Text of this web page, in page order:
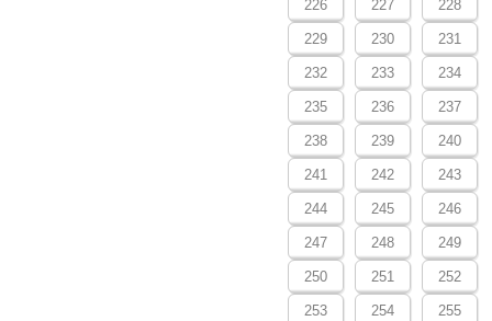
226 227 228
229 230 231
232 233 234
235 236 237
238 239 240
241 242 243
244 245 246
247 248 249
250 251 252
253 254 255